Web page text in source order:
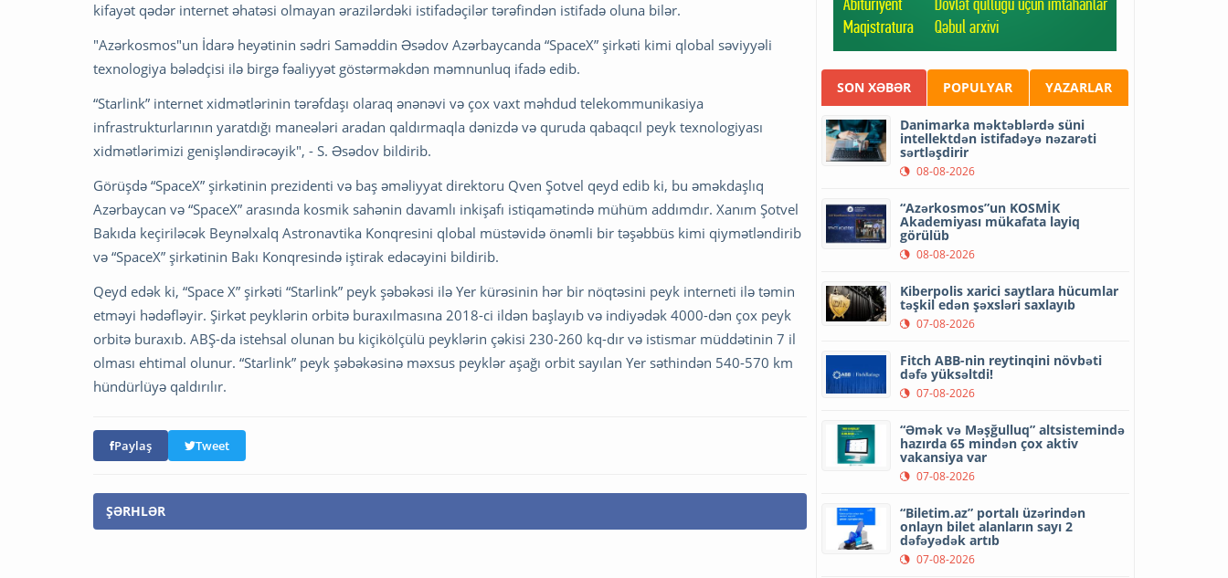
kifayət qədər internet əhatəsi olmayan ərazilərdəki istifadəçilər tərəfindən istifadə oluna bilər.
"Azərkosmos"un İdarə heyətinin sədri Saməddin Əsədov Azərbaycanda “SpaceX” şirkəti kimi qlobal səviyyəli
texnologiya bələdçisi ilə birgə fəaliyyət göstərməkdən məmnunluq ifadə edib.
“Starlink” internet xidmətlərinin tərəfdaşı olaraq ənənəvi və çox vaxt məhdud telekommunikasiya
infrastrukturlarının yaratdığı maneələri aradan qaldırmaqla dənizdə və quruda qabaqcıl peyk texnologiyası
xidmətlərimizi genişləndirəcəyik", - S. Əsədov bildirib.
Görüşdə “SpaceX” şirkətinin prezidenti və baş əməliyyat direktoru Qven Şotvel qeyd edib ki, bu əməkdaşlıq
Azərbaycan və “SpaceX” arasında kosmik sahənin davamlı inkişafı istiqamətində mühüm addımdır. Xanım Şotvel
Bakıda keçiriləcək Beynəlxalq Astronavtika Konqresini qlobal müstəvidə önəmli bir təşəbbüs kimi qiymətləndirib
və “SpaceX” şirkətinin Bakı Konqresində iştirak edəcəyini bildirib.
Qeyd edək ki, “Space X” şirkəti “Starlink” peyk şəbəkəsi ilə Yer kürəsinin hər bir nöqtəsini peyk interneti ilə təmin
etməyi hədəfləyir. Şirkət peyklərin orbitə buraxılmasına 2018-ci ildən başlayıb və indiyədək 4000-dən çox peyk
orbitə buraxıb. ABŞ-da istehsal olunan bu kiçikölçülü peyklərin çəkisi 230-260 kq-dır və istismar müddətinin 7 il
olması ehtimal olunur. “Starlink” peyk şəbəkəsinə məxsus peyklər aşağı orbit sayılan Yer səthindən 540-570 km
hündürlüyə qaldırılır.
Paylaş Tweet
ŞƏRHLƏR
SON XƏBƏR POPULYAR YAZARLAR
Danimarka məktəblərdə süni
intellektdən istifadəyə nəzarəti
sərtləşdirir
08-08-2026
“Azərkosmos”un KOSMİK
Akademiyası mükafata layiq
görülüb
08-08-2026
Kiberpolis xarici saytlara hücumlar
təşkil edən şəxsləri saxlayıb
07-08-2026
Fitch ABB-nin reytinqini növbəti
dəfə yüksəltdi!
07-08-2026
“Əmək və Məşğulluq” altsistemində
hazırda 65 mindən çox aktiv
vakansiya var
07-08-2026
“Biletim.az” portalı üzərindən
onlayn bilet alanların sayı 2
dəfəyədək artıb
07-08-2026